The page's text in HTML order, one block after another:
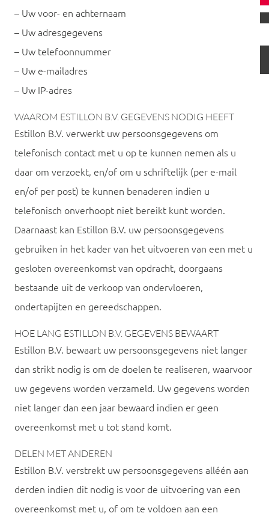
– Uw voor- en achternaam
– Uw adresgegevens
– Uw telefoonnummer
– Uw e-mailadres
– Uw IP-adres
WAAROM ESTILLON B.V. GEGEVENS NODIG HEEFT
Estillon B.V. verwerkt uw persoonsgegevens om
telefonisch contact met u op te kunnen nemen als u
daar om verzoekt, en/of om u schriftelijk (per e-mail
en/of per post) te kunnen benaderen indien u
telefonisch onverhoopt niet bereikt kunt worden.
Daarnaast kan Estillon B.V. uw persoonsgegevens
gebruiken in het kader van het uitvoeren van een met u
gesloten overeenkomst van opdracht, doorgaans
bestaande uit de verkoop van ondervloeren,
ondertapijten en gereedschappen.
HOE LANG ESTILLON B.V. GEGEVENS BEWAART
Estillon B.V. bewaart uw persoonsgegevens niet langer
dan strikt nodig is om de doelen te realiseren, waarvoor
uw gegevens worden verzameld. Uw gegevens worden
niet langer dan een jaar bewaard indien er geen
overeenkomst met u tot stand komt.
DELEN MET ANDEREN
Estillon B.V. verstrekt uw persoonsgegevens alléén aan
derden indien dit nodig is voor de uitvoering van een
overeenkomst met u, of om te voldoen aan een